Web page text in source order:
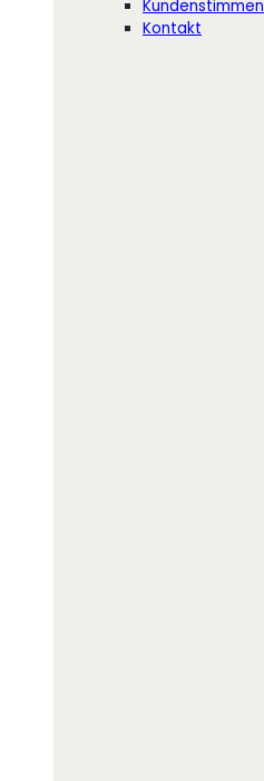
Kundenstimmen
Kontakt